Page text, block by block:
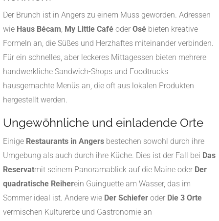
Der Brunch ist in Angers zu einem Muss geworden. Adressen
wie Haus Bécam, My Little Café oder Osé bieten kreative
Formeln an, die Süßes und Herzhaftes miteinander verbinden.
Für ein schnelles, aber leckeres Mittagessen bieten mehrere
handwerkliche Sandwich-Shops und Foodtrucks
hausgemachte Menüs an, die oft aus lokalen Produkten
hergestellt werden.
Ungewöhnliche und einladende Orte
Einige Restaurants in Angers bestechen sowohl durch ihre
Umgebung als auch durch ihre Küche. Dies ist der Fall bei Das
Reservatmit seinem Panoramablick auf die Maine oder Der
quadratische Reiherein Guinguette am Wasser, das im
Sommer ideal ist. Andere wie Der Schiefer oder Die 3 Orte
vermischen Kulturerbe und Gastronomie an